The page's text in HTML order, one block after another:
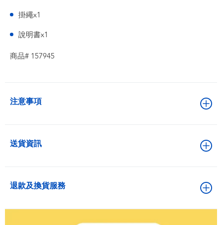
掛繩x1
說明書x1
商品# 157945
注意事項
送貨資訊
退款及換貨服務